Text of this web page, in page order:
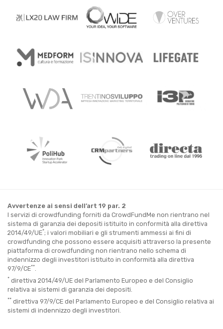
Avvertenze ai sensi dell’art 19 par. 2
I servizi di crowdfunding forniti da CrowdFundMe non rientrano nel
sistema di garanzia dei depositi istituito in conformità alla direttiva
2014/49/UE*; i valori mobiliari e gli strumenti ammessi ai fini di
crowdfunding che possono essere acquisiti attraverso la presente
piattaforma di crowdfunding non rientrano nello schema di
indennizzo degli investitori istituito in conformità alla direttiva
97/9/CE**
* direttiva 2014/49/UE del Parlamento Europeo e del Consiglio
relativa ai sistemi di garanzia dei depositi.
** direttiva 97/9/CE del Parlamento Europeo e del Consiglio relativa ai
sistemi di indennizzo degli investitori.